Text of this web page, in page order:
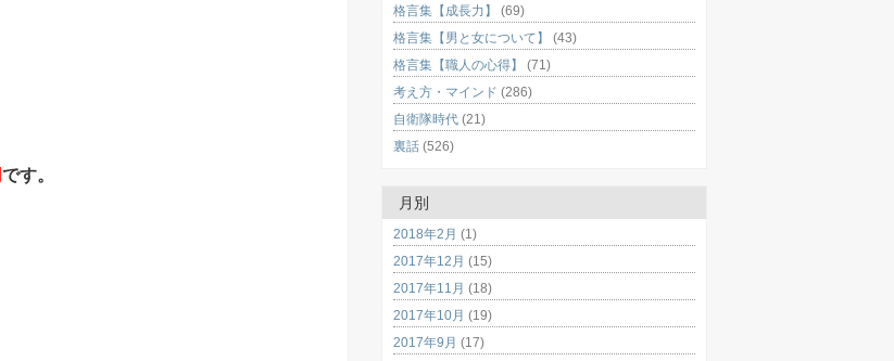
です。
格言集【成長力】
(69)
格言集【男と女について】
(43)
格言集【職人の心得】
(71)
考え方・マインド (286)
自衛隊時代 (21)
裏話 (526)
月別
2018年2月 (1)
2017年12月 (15)
2017年11月 (18)
2017年10月 (19)
2017年9月 (17)